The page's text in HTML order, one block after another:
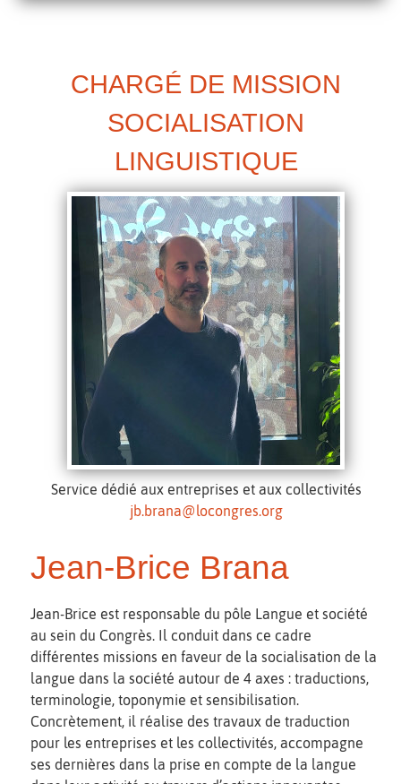
CHARGÉ DE MISSION
SOCIALISATION
LINGUISTIQUE
Service dédié aux entreprises et aux collectivités
jb.brana@locongres.org
Jean-Brice Brana
Jean-Brice est responsable du pôle Langue et société
au sein du Congrès. Il conduit dans ce cadre
différentes missions en faveur de la socialisation de la
langue dans la société autour de 4 axes : traductions,
terminologie, toponymie et sensibilisation.
Concrètement, il réalise des travaux de traduction
pour les entreprises et les collectivités, accompagne
ses dernières dans la prise en compte de la langue